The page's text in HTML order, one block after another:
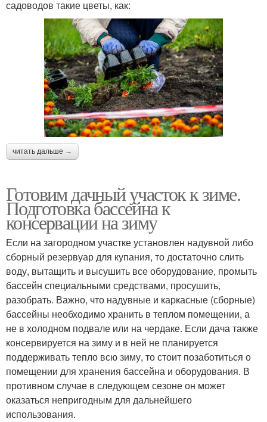
садоводов такие цветы, как:
читать дальше →
Готовим дачный участок к зиме.
Подготовка бассейна к
консервации на зиму
Если на загородном участке установлен надувной либо
сборный резервуар для купания, то достаточно слить
воду, вытащить и высушить все оборудование, промыть
бассейн специальными средствами, просушить,
разобрать. Важно, что надувные и каркасные (сборные)
бассейны необходимо хранить в теплом помещении, а
не в холодном подвале или на чердаке. Если дача также
консервируется на зиму и в ней не планируется
поддерживать тепло всю зиму, то стоит позаботиться о
помещении для хранения бассейна и оборудования. В
противном случае в следующем сезоне он может
оказаться непригодным для дальнейшего
использования.